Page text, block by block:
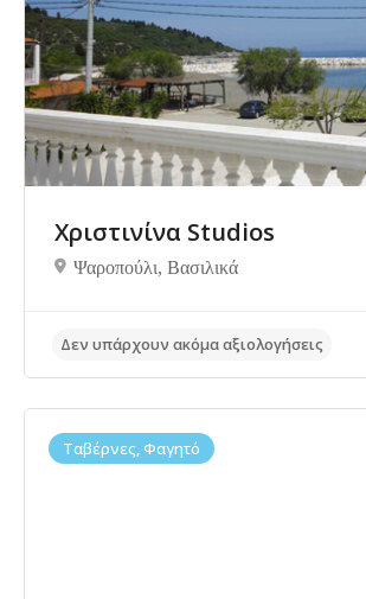
Δεν υπάρχουν ακόμα αξιολογήσεις
Χριστινίνα Studios
Ψαροπούλι, Bασιλικά
Ταβέρνες, Φαγητό